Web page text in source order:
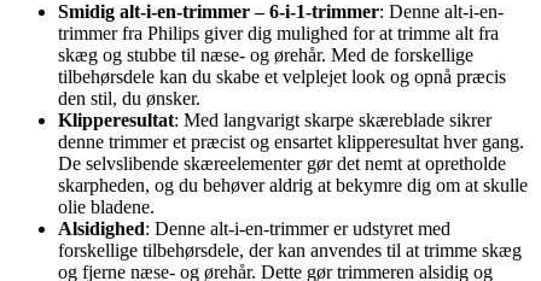
Smidig alt-i-en-trimmer – 6-i-1-trimmer: Denne alt-i-en-
trimmer fra Philips giver dig mulighed for at trimme alt fra
skæg og stubbe til næse- og ørehår. Med de forskellige
tilbehørsdele kan du skabe et velplejet look og opnå præcis
den stil, du ønsker.
Klipperesultat: Med langvarigt skarpe skæreblade sikrer
denne trimmer et præcist og ensartet klipperesultat hver gang.
De selvslibende skæreelementer gør det nemt at opretholde
skarpheden, og du behøver aldrig at bekymre dig om at skulle
olie bladene.
Alsidighed: Denne alt-i-en-trimmer er udstyret med
forskellige tilbehørsdele, der kan anvendes til at trimme skæg
og fjerne næse- og ørehår. Dette gør trimmeren alsidig og